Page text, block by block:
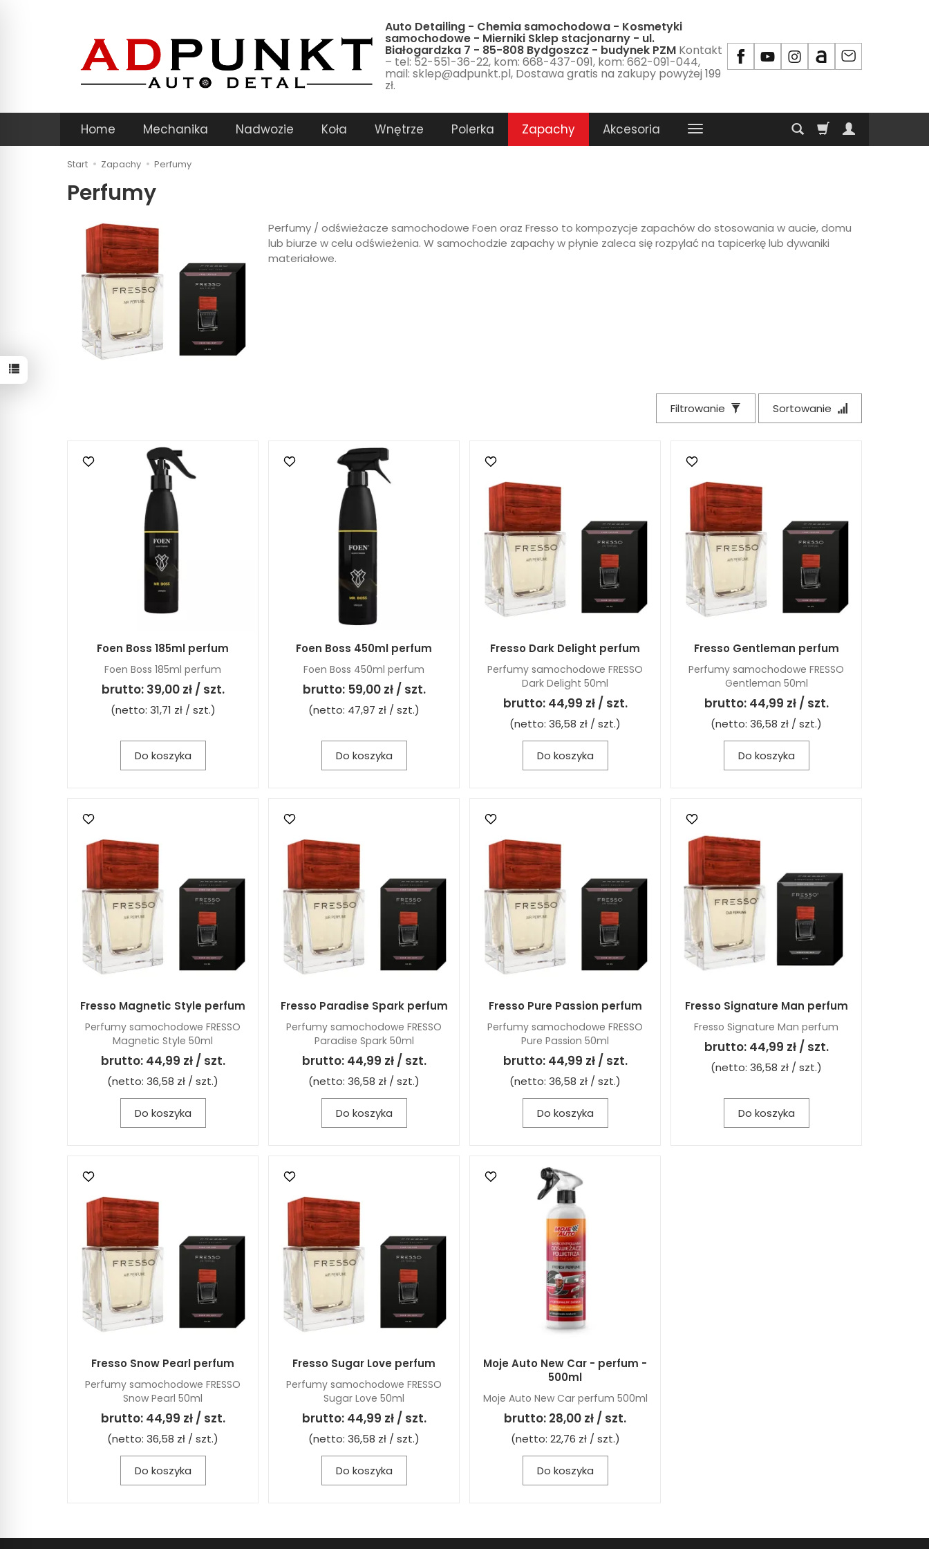
Auto Detailing - Chemia samochodowa - Kosmetyki
samochodowe - Mierniki Sklep stacjonarny - ul.
Białogardzka 7 - 85-808 Bydgoszcz - budynek PZM Kontakt
– tel: 52-551-36-22, kom: 668-437-091, kom: 662-091-044,
mail: sklep@adpunkt.pl, Dostawa gratis na zakupy powyżej 199
zł.
Home Mechanika Nadwozie Koła Wnętrze Polerka Zapachy Akcesoria
Start Zapachy Perfumy
Perfumy
Perfumy / odświeżacze samochodowe Foen oraz Fresso to kompozycje zapachów do stosowania w aucie, domu
lub biurze w celu odświeżenia. W samochodzie zapachy w płynie zaleca się rozpylać na tapicerkę lub dywaniki
materiałowe.
Filtrowanie Sortowanie
Foen Boss 185ml perfum
Foen Boss 185ml perfum
brutto: 39,00 zł / szt.
(netto: 31,71 zł / szt.)
Do koszyka
Foen Boss 450ml perfum
Foen Boss 450ml perfum
brutto: 59,00 zł / szt.
(netto: 47,97 zł / szt.)
Do koszyka
Fresso Dark Delight perfum
Perfumy samochodowe FRESSO
Dark Delight 50ml
brutto: 44,99 zł / szt.
(netto: 36,58 zł / szt.)
Do koszyka
Fresso Gentleman perfum
Perfumy samochodowe FRESSO
Gentleman 50ml
brutto: 44,99 zł / szt.
(netto: 36,58 zł / szt.)
Do koszyka
Fresso Magnetic Style perfum
Perfumy samochodowe FRESSO
Magnetic Style 50ml
brutto: 44,99 zł / szt.
(netto: 36,58 zł / szt.)
Do koszyka
Fresso Paradise Spark perfum
Perfumy samochodowe FRESSO
Paradise Spark 50ml
brutto: 44,99 zł / szt.
(netto: 36,58 zł / szt.)
Do koszyka
Fresso Pure Passion perfum
Perfumy samochodowe FRESSO
Pure Passion 50ml
brutto: 44,99 zł / szt.
(netto: 36,58 zł / szt.)
Do koszyka
Fresso Signature Man perfum
Fresso Signature Man perfum
brutto: 44,99 zł / szt.
(netto: 36,58 zł / szt.)
Do koszyka
Fresso Snow Pearl perfum
Perfumy samochodowe FRESSO
Snow Pearl 50ml
brutto: 44,99 zł / szt.
(netto: 36,58 zł / szt.)
Do koszyka
Fresso Sugar Love perfum
Perfumy samochodowe FRESSO
Sugar Love 50ml
brutto: 44,99 zł / szt.
(netto: 36,58 zł / szt.)
Do koszyka
Moje Auto New Car - perfum -
500ml
Moje Auto New Car perfum 500ml
brutto: 28,00 zł / szt.
(netto: 22,76 zł / szt.)
Do koszyka